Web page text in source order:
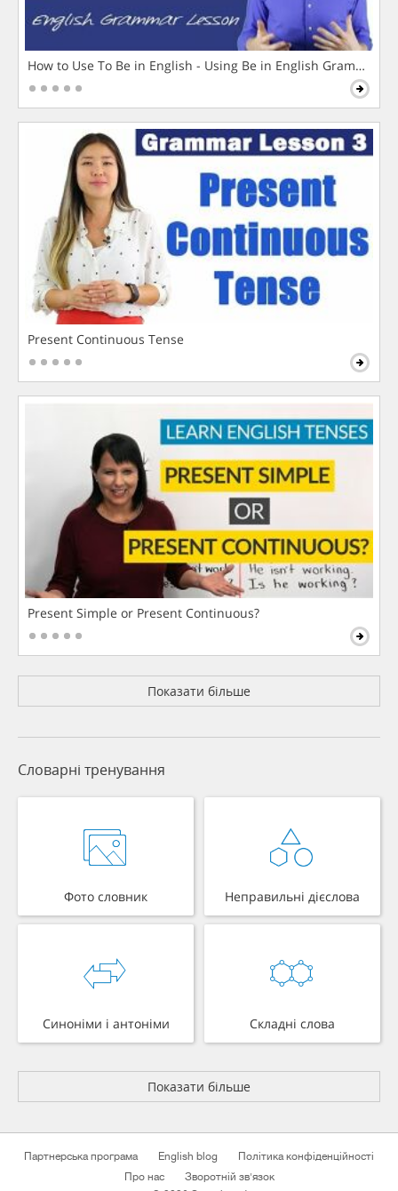
How to Use To Be in English - Using Be in English Grammar
Present Continuous Tense
Present Simple or Present Continuous?
Показати більше
Словарні тренування
Фото словник Неправильні дієслова
Синоніми і антоніми Складні слова
Показати більше
Партнерська програма English blog
Політика конфіденційності
Про нас
Зворотній зв'язок